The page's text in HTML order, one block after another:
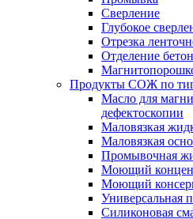
Сверление
Глубокое
Отрезка
Отделение
Продукты СОЖ по
Масло для
дефектоскопии
Маловязкая
Маловязкая
Промывочная
Моющий
Моющий
Универсальная
Силиконовая